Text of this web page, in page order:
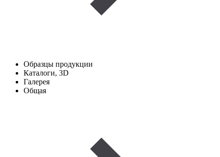
Образцы продукции
Каталоги, 3D
Галерея
Общая